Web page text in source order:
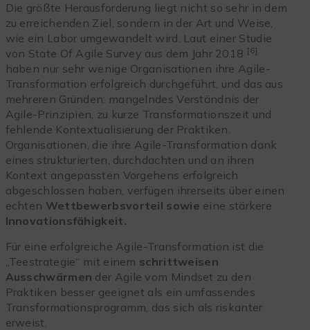
Die größte Herausforderung liegt nicht so sehr in dem
zu erreichenden Ziel, sondern in der Art und Weise,
wie ein Labor umgewandelt wird. Laut einer Studie
von State Of Agile Survey aus dem Jahr 2018 [6]
haben nur sehr wenige Organisationen ihre Agile-
Transformation erfolgreich durchgeführt, und das aus
mehreren Gründen: mangelndes Verständnis der
Agile-Prinzipien, zu kurze Transformationszeit und
fehlende Kontextualisierung der Praktiken.
Organisationen, die ihre Agile-Transformation dank
eines strukturierten, durchdachten und an ihren
Kontext angepassten Vorgehens erfolgreich
abgeschlossen haben, verfügen ihrerseits über einen
echten Wettbewerbsvorteil sowie eine stärkere
Innovationsfähigkeit.
Für eine erfolgreiche Agile-Transformation ist die
„Teestrategie“ mit einem schrittweisen
Ausschwärmen der Agile vom Mindset zu den
Praktiken besser geeignet als ein umfassendes
Transformationsprogramm, das sich als riskanter
erweist.